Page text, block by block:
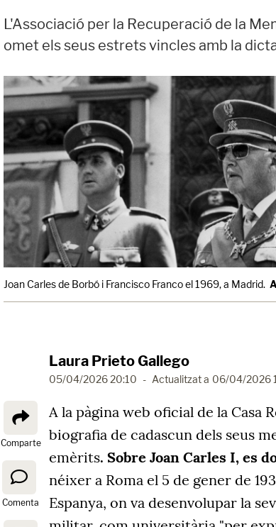
L'Associació per la Recuperació de la
omet els seus estrets vincles amb la
Joan Carles de Borbó i Francisco Franco el 1969, a Madrid.
Laura Prieto Gallego
05/04/2026 20:10 - Actualitzat a 06/04/2026
Comparte
Comenta
A la pàgina web oficial de la Casa
biografia de cadascun dels seus
emèrits. Sobre Joan Carles I, es
néixer a Roma el 5 de gener de
Espanya, on va desenvolupar la